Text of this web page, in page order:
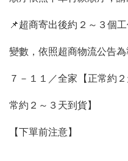
📌超商寄出後約２～３個
變數，依照超商物流公告為
７－１１／全家【正常約
常約２～３天到貨】
【下單前注意】